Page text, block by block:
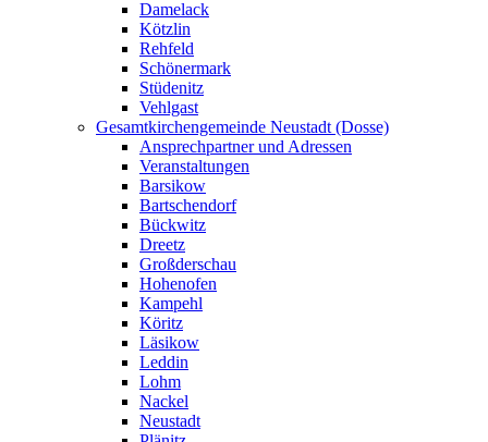
Damelack
Kötzlin
Rehfeld
Schönermark
Stüdenitz
Vehlgast
Gesamtkirchengemeinde Neustadt (Dosse)
Ansprechpartner und Adressen
Veranstaltungen
Barsikow
Bartschendorf
Bückwitz
Dreetz
Großderschau
Hohenofen
Kampehl
Köritz
Läsikow
Leddin
Lohm
Nackel
Neustadt